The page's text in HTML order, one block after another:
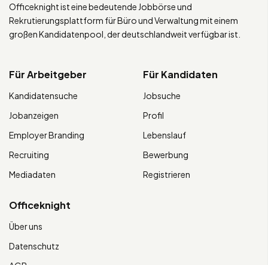
Officeknight ist eine bedeutende Jobbörse und
Rekrutierungsplattform für Büro und Verwaltung mit einem
großen Kandidatenpool, der deutschlandweit verfügbar ist.
Für Arbeitgeber
Kandidatensuche
Jobanzeigen
Employer Branding
Recruiting
Mediadaten
Für Kandidaten
Jobsuche
Profil
Lebenslauf
Bewerbung
Registrieren
Officeknight
Über uns
Datenschutz